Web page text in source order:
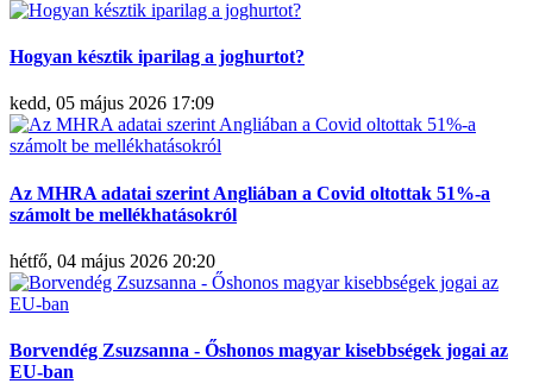
Hogyan késztik iparilag a joghurtot?
kedd, 05 május 2026 17:09
Az MHRA adatai szerint Angliában a Covid oltottak 51%-a
számolt be mellékhatásokról
hétfő, 04 május 2026 20:20
Borvendég Zsuzsanna - Őshonos magyar kisebbségek jogai az
EU-ban